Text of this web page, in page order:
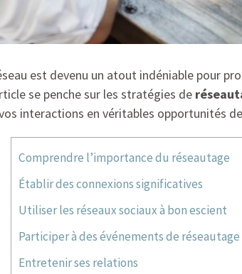
est devenu un atout indéniable pour
se penche sur les stratégies de
interactions en véritables opportunités
Comprendre l’importance du réseautage
Établir des connexions significatives
Utiliser les réseaux sociaux à bon escient
Participer à des événements de réseautage
Entretenir ses relations